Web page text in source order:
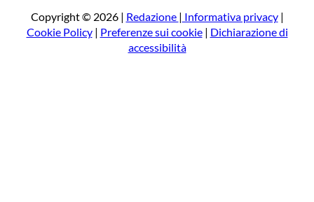
a
Copyright © 2026 | Redazione | Informativa privacy|
Cookie Policy| Preferenze sui cookie| Dichiarazione di
accessibilità